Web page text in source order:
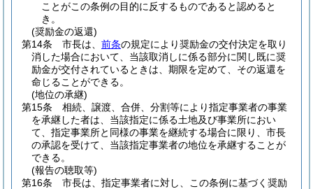
ことがこの条例の目的に反するものであると認めると
き。
(奨励金の返還)
第14条
市長は、 前条の規定により奨励金の交付決定を取り
消した場合において、当該取消しに係る部分に関し既に奨
励金が交付されているときは、期限を定めて、その返還を
命じることができる。
(地位の承継)
第15条
相続、譲渡、合併、分割等により指定事業者の事業
を承継した者は、当該指定に係る土地及び事業所におい
て、指定事業所と同様の事業を継続する場合に限り、市長
の承認を受けて、当該指定事業者の地位を承継することが
できる。
(報告の聴取等)
第16条
市長は、指定事業者に対し、この条例に基づく奨励